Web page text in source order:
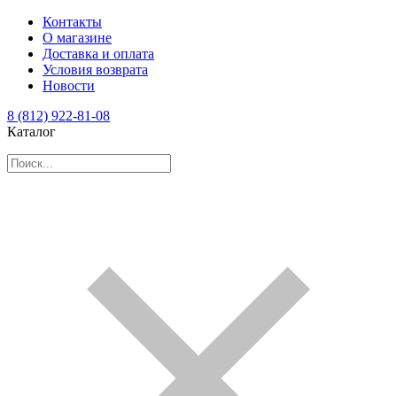
Контакты
О магазине
Доставка и оплата
Условия возврата
Новости
8 (812) 922-81-08
Каталог